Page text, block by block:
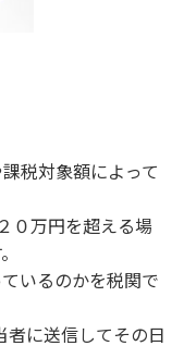
税対象額によって
０万円を超える場
いるのかを税関で
に送信してその日